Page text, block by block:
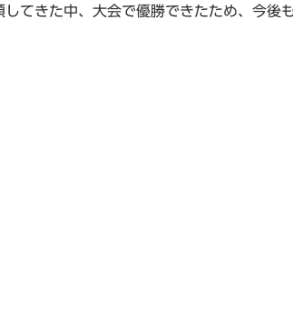
てきた中、大会で優勝できたため、今後